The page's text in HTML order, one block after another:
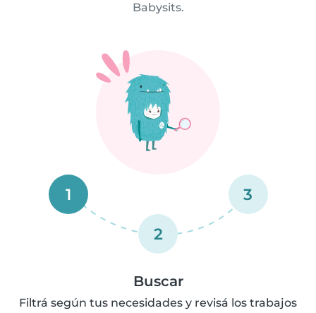
Babysits.
1
2
3
Buscar
Filtrá según tus necesidades y revisá los trabajos